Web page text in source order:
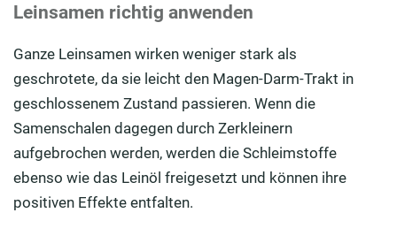
Leinsamen richtig anwenden
Ganze Leinsamen wirken weniger stark als
geschrotete, da sie leicht den Magen-Darm-Trakt in
geschlossenem Zustand passieren. Wenn die
Samenschalen dagegen durch Zerkleinern
aufgebrochen werden, werden die Schleimstoffe
ebenso wie das Leinöl freigesetzt und können ihre
positiven Effekte entfalten.